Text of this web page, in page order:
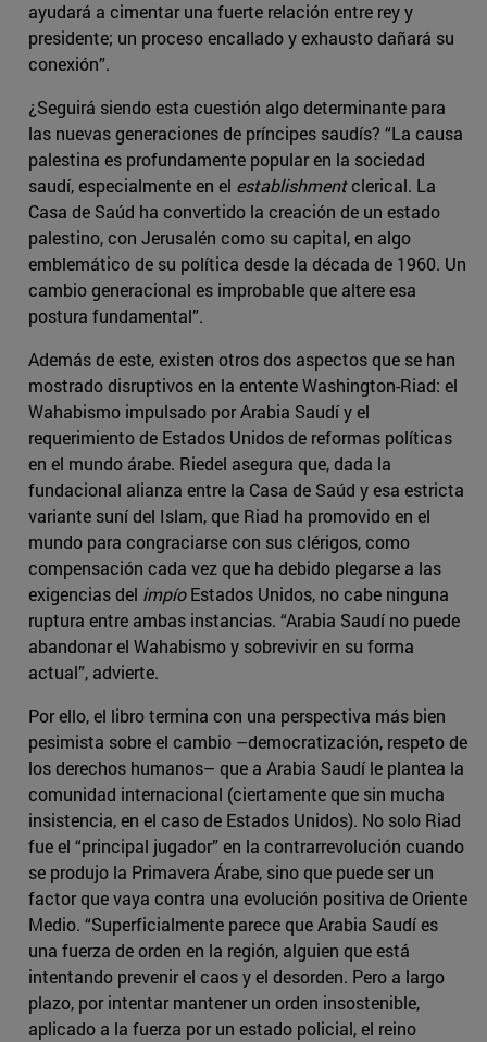
ayudará a cimentar una fuerte relación entre rey y
presidente; un proceso encallado y exhausto dañará su
conexión”.
¿Seguirá siendo esta cuestión algo determinante para
las nuevas generaciones de príncipes saudís? “La causa
palestina es profundamente popular en la sociedad
saudí, especialmente en el establishmentclerical. La
Casa de Saúd ha convertido la creación de un estado
palestino, con Jerusalén como su capital, en algo
emblemático de su política desde la década de 1960. Un
cambio generacional es improbable que altere esa
postura fundamental”.
Además de este, existen otros dos aspectos que se han
mostrado disruptivos en la entente Washington-Riad: el
Wahabismo impulsado por Arabia Saudí y el
requerimiento de Estados Unidos de reformas políticas
en el mundo árabe. Riedel asegura que, dada la
fundacional alianza entre la Casa de Saúd y esa estricta
variante suní del Islam, que Riad ha promovido en el
mundo para congraciarse con sus clérigos, como
compensación cada vez que ha debido plegarse a las
exigencias del impíoEstados Unidos, no cabe ninguna
ruptura entre ambas instancias. “Arabia Saudí no puede
abandonar el Wahabismo y sobrevivir en su forma
actual”, advierte.
Por ello, el libro termina con una perspectiva más bien
pesimista sobre el cambio –democratización, respeto de
los derechos humanos– que a Arabia Saudí le plantea la
comunidad internacional (ciertamente que sin mucha
insistencia, en el caso de Estados Unidos). No solo Riad
fue el “principal jugador” en la contrarrevolución cuando
se produjo la Primavera Árabe, sino que puede ser un
factor que vaya contra una evolución positiva de Oriente
Medio. “Superficialmente parece que Arabia Saudí es
una fuerza de orden en la región, alguien que está
intentando prevenir el caos y el desorden. Pero a largo
plazo, por intentar mantener un orden insostenible,
aplicado a la fuerza por un estado policial, el reino